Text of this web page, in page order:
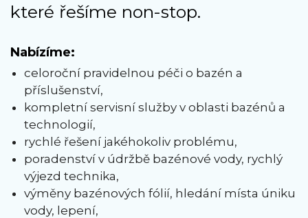
které řešíme non-stop.
Nabízíme:
celoroční pravidelnou péči o bazén a
příslušenství,
kompletní servisní služby v oblasti bazénů a
technologií,
rychlé řešení jakéhokoliv problému,
poradenství v údržbě bazénové vody, rychlý
výjezd technika,
výměny bazénových fólií, hledání místa úniku
vody, lepení,